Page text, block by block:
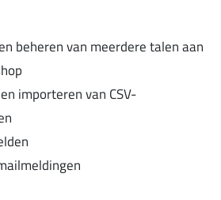
beheren van meerdere talen aan
importeren van CSV-